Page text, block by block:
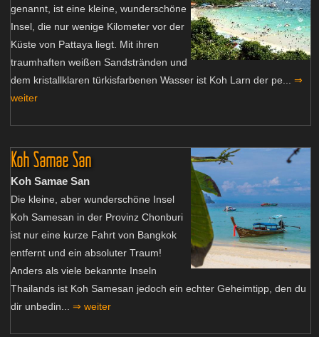
genannt, ist eine kleine, wunderschöne
Insel, die nur wenige Kilometer vor der
Küste von Pattaya liegt. Mit ihren
traumhaften weißen Sandstränden und
dem kristallklaren türkisfarbenen Wasser ist Koh Larn der pe... ⇒
weiter
Koh Samae San
Koh Samae San
Die kleine, aber wunderschöne Insel
Koh Samesan in der Provinz Chonburi
ist nur eine kurze Fahrt von Bangkok
entfernt und ein absoluter Traum!
Anders als viele bekannte Inseln
Thailands ist Koh Samesan jedoch ein echter Geheimtipp, den du
dir unbedin... ⇒ weiter